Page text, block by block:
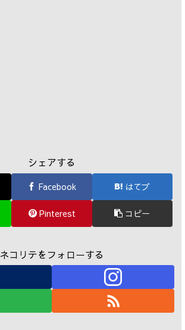
シェアする
Facebook はてブ
Pinterest コピー
ネコリテをフォローする